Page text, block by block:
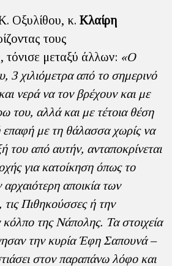
Οξυλίθου, κ. Κλαίρη
τους
τόνισε μεταξύ άλλων: «Ο
3 χιλιόμετρα από το σημερινό
νερά να τον βρέχουν και με
του, αλλά και με τέτοια θέση
επαφή με τη θάλασσα χωρίς να
του από αυτήν, ανταποκρίνεται
για κατοίκηση όπως το
αποικία των
Πιθηκούσσες ή την
της Νάπολης. Τα στοιχεία
την κυρία Έφη Σαπουνά –
στον παραπάνω λόφο και